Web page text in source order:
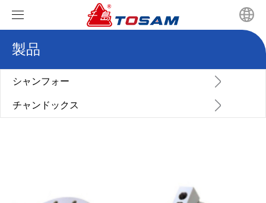
ホーム
製品
シャンフォー
中実回転油圧シリンダ
油圧ソリッドパワーチャック
ニュース
お問い合わせ
製品
シャンフォー
チャンドックス